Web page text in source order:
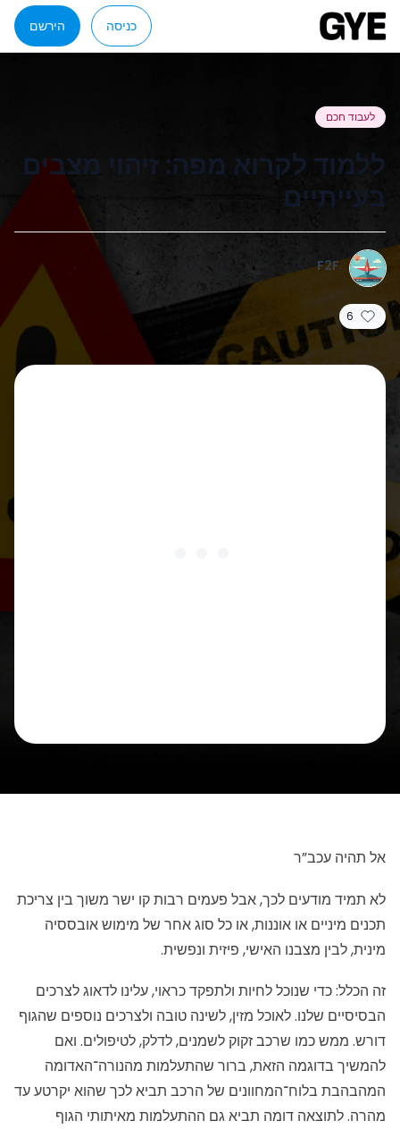
כניסה הירשם
לעבוד חכם
ללמוד לקרוא מפה: זיהוי מצבים
בעייתיים
F2F
6
אל תהיה עכב”ר
לא תמיד מודעים לכך, אבל פעמים רבות קו ישר משוך בין צריכת
תכנים מיניים או אוננות, או כל סוג אחר של מימוש אובססיה
מינית, לבין מצבנו האישי, פיזית ונפשית.
זה הכלל: כדי שנוכל לחיות ולתפקד כראוי, עלינו לדאוג לצרכים
הבסיסיים שלנו. לאוכל מזין, לשינה טובה ולצרכים נוספים שהגוף
דורש. ממש כמו שרכב זקוק לשמנים, לדלק, לטיפולים. ואם
להמשיך בדוגמה הזאת, ברור שהתעלמות מהנורה־האדומה
המהבהבת בלוח־המחוונים של הרכב תביא לכך שהוא יקרטע עד
מהרה. לתוצאה דומה תביא גם ההתעלמות מאיתותי הגוף